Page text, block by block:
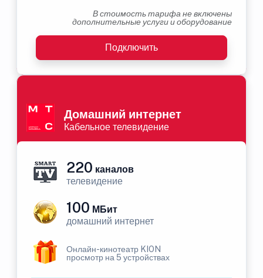
В стоимость тарифа не включены
дополнительные услуги и оборудование
Подключить
Домашний интернет
Кабельное телевидение
220 каналов
телевидение
100 МБит
домашний интернет
Онлайн-кинотеатр KION
просмотр на 5 устройствах